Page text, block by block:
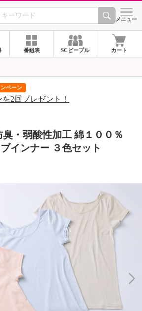
CHANNEL シメニュー
番組表 SCピープル カート
ペーン
2回プレゼント！
・弱酸性加工 綿１００％
インナー ３色セット